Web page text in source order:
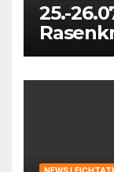
25.-
ten der
NEWS